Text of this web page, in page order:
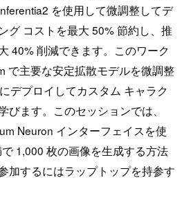
を使用して微調整してデ
グ コストを最大 50% 節約し、推
40% 削減できます。このワーク
で主要な安定拡散モデルを微調整
デプロイしてカスタム キャラク
びます。このセッションでは、
Neuron インターフェイスを使
1,000 枚の画像を生成する方法
加するにはラップトップを持参す